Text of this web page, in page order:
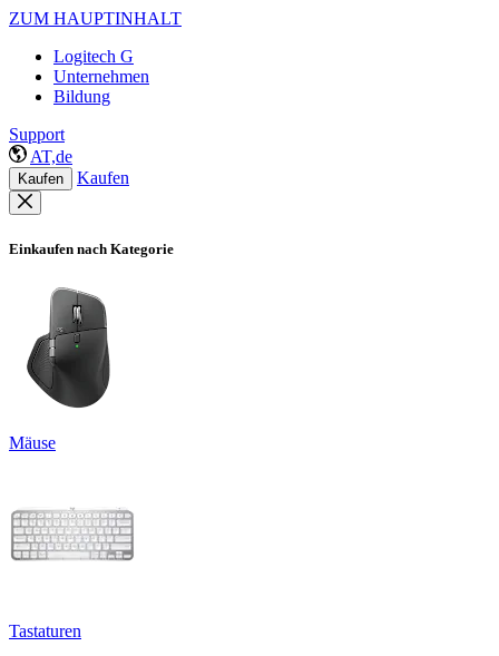
ZUM HAUPTINHALT
Logitech G
Unternehmen
Bildung
Support
AT,de
Kaufen Kaufen
Einkaufen nach Kategorie
Mäuse
Tastaturen